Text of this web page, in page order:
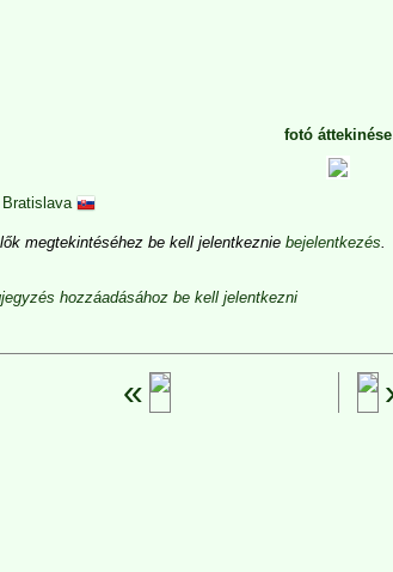
fotó áttekinése
Bratislava
megtekintéséhez be kell jelentkeznie bejelentkezés.
hozzáadásához be kell jelentkezni